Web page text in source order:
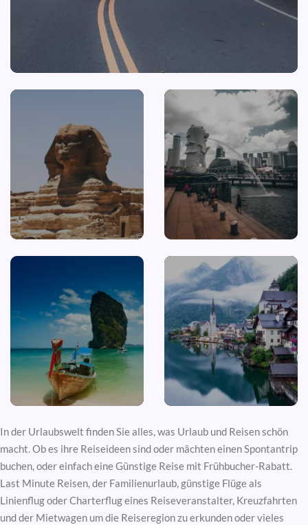
In der Urlaubswelt finden Sie alles, was Urlaub und Reisen schön
macht. Ob es ihre Reiseideen sind oder mächten einen Spontantrip
buchen, oder einfach eine Günstige Reise mit Frühbucher-Rabatt.
Last Minute Reisen, der Familienurlaub, günstige Flüge als
Linienflug oder Charterflug eines Reiseveranstalter, Kreuzfahrten
und der Mietwagen um die Reiseregion zu erkunden oder vieles